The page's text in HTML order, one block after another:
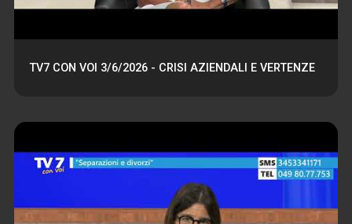
TV7 CON VOI 3/6/2026 - CRISI AZIENDALI E VERTENZE